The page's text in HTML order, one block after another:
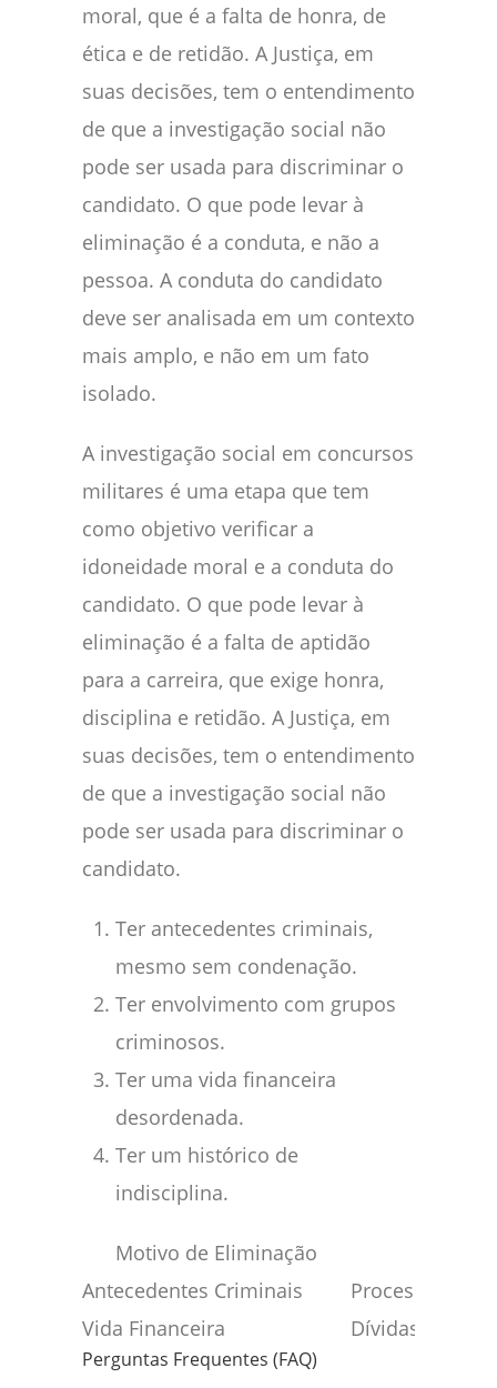
moral, que é a falta de honra, de
ética e de retidão. A Justiça, em
suas decisões, tem o entendimento
de que a investigação social não
pode ser usada para discriminar o
candidato. O que pode levar à
eliminação é a conduta, e não a
pessoa. A conduta do candidato
deve ser analisada em um contexto
mais amplo, e não em um fato
isolado.
A investigação social em concursos
militares é uma etapa que tem
como objetivo verificar a
idoneidade moral e a conduta do
candidato. O que pode levar à
eliminação é a falta de aptidão
para a carreira, que exige honra,
disciplina e retidão. A Justiça, em
suas decisões, tem o entendimento
de que a investigação social não
pode ser usada para discriminar o
candidato.
Ter antecedentes criminais,
mesmo sem condenação.
Ter envolvimento com grupos
criminosos.
Ter uma vida financeira
desordenada.
Ter um histórico de
indisciplina.
Motivo de Eliminação
Antecedentes Criminais
Processo sem
Vida Financeira
Dívidas ou
Perguntas Frequentes (FAQ)